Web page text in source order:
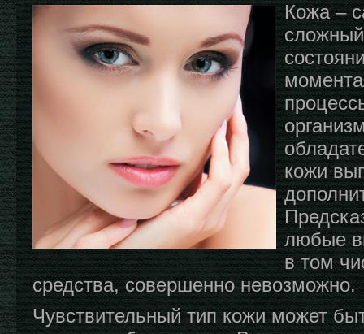
Кожа –
сложный
кожи
любые
в том
средства, совершенно невозможно.
Чувствительный тип кожи может